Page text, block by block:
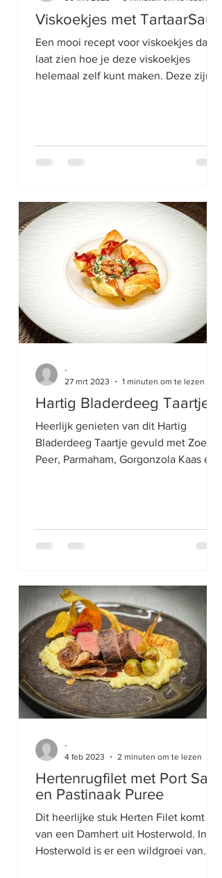
Viskoekjes met TartaarSaus
Een mooi recept voor viskoekjes dat ik
laat zien hoe je deze viskoekjes
helemaal zelf kunt maken. Deze zijn
Hartig Bladerdeeg Taartje
Heerlijk genieten van dit Hartig
Bladerdeeg Taartje gevuld met Zoete
Peer, Parmaham, Gorgonzola Kaas en
-
27 mrt 2023
1 minuten om te lezen
Hertenrugfilet met Port Saus
en Pastinaak Puree
Dit heerlijke stuk Herten Filet komt
van een Damhert uit Hosterwold. In
Hosterwold is er een wildgroei van
-
4 feb 2023
2 minuten om te lezen